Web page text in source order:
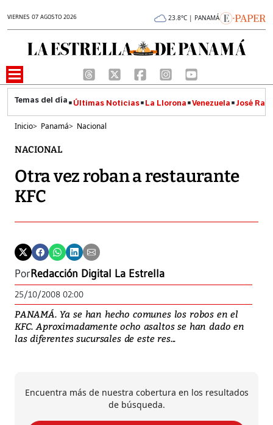
VIERNES 07 AGOSTO 2026 23.8°C | PANAMÁ
Últimas Noticias La Llorona Venezuela José
Inicio> Panamá> Nacional
NACIONAL
Otra vez roban a restaurante
KFC
PorRedacción Digital La Estrella
25/10/2008 02:00
PANAMÁ. Ya se han hecho comunes los robos en el
KFC. Aproximadamente ocho asaltos se han dado en
las diferentes sucursales de este res...
Encuentra más de nuestra cobertura en los resultados
de búsqueda.